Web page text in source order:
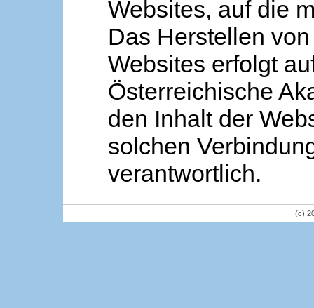
Websites, auf die
Das Herstellen
Websites erfolgt
Österreichische
den Inhalt der
solchen
verantwortlich.
(c)